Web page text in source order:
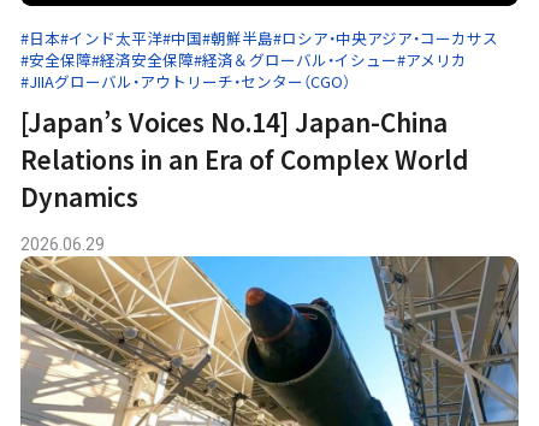
#日本#インド太平洋#中国#朝鮮半島#ロシア・中央アジア・コーカサス
#安全保障#経済安全保障#経済＆グローバル・イシュー#アメリカ
#JIIAグローバル・アウトリーチ・センター（CGO）
[Japan’s Voices No.14] Japan-China
Relations in an Era of Complex World
Dynamics
2026.06.29